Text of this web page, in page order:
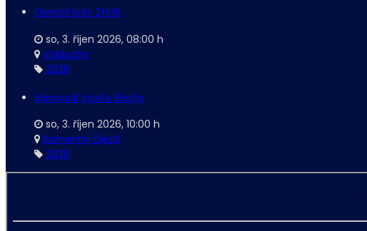
Okresní kolo ZHVB
so, 3. říjen 2026, 08:00 h
Volduchy
2026
Memoriál Josefa Blechy
so, 3. říjen 2026, 10:00 h
Kamenný Újezd
2026